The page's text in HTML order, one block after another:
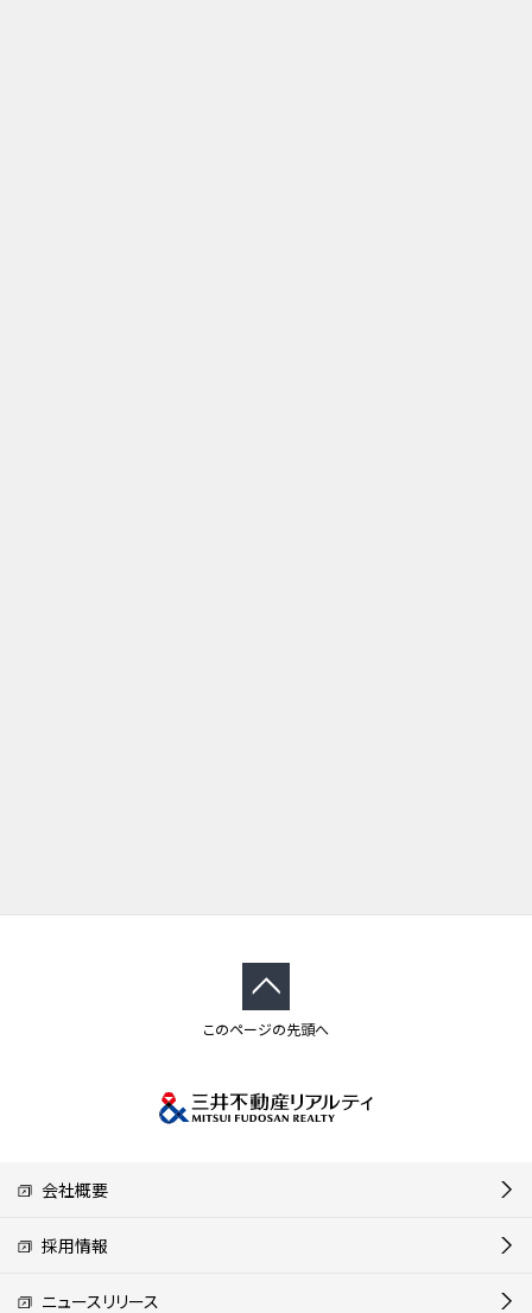
このページの先頭へ
会社概要
採用情報
ニュースリリース